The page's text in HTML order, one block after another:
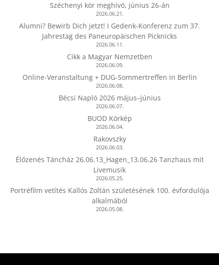
Széchenyi kör meghívó, június 26-án
2026.06.21.
Alumni? Bewirb Dich jetzt! I Gedenk-Konferenz zum 37.
Jahrestag des Paneuropäischen Picknicks
2026.06.11.
Cikk a Magyar Nemzetben
2026.06.09.
Online-Veranstaltung + DUG-Sommertreffen in Berlin
2026.06.08.
Bécsi Napló 2026 május–június
2026.06.07.
BUOD Körkép
2026.06.04.
Rakovszky
2026.06.03.
Élőzenés Táncház 26.06.13_Hagen_13.06.26 Tanzhaus mit
Livemusik
2026.05.25.
Portréfilm vetítés Kallós Zoltán születésének 100. évfordulója
alkalmából
2026.05.08.